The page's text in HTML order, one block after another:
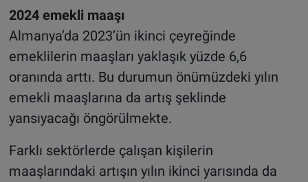
2024 emekli maaşı
Almanya’da 2023’ün ikinci çeyreğinde
emeklilerin maaşları yaklaşık yüzde 6,6
oranında arttı. Bu durumun önümüzdeki yılın
emekli maaşlarına da artış şeklinde
yansıyacağı öngörülmekte.
Farklı sektörlerde çalışan kişilerin
maaşlarındaki artışın yılın ikinci yarısında da